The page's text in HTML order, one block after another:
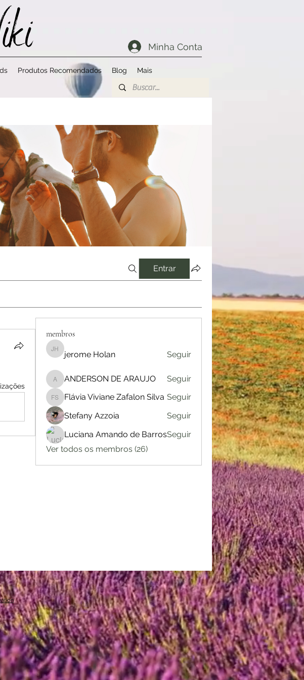
Minha Conta
Produtos Recomendados Blog Mais
Entrar
membros
jerome Holan
jerome Holan Seguir
ANDERSON DE ARAUJO
ANDERSON DE ARAUJO Seguir
Flávia Viviane Zafalon Silva
Flávia Viviane Zafalon Silva Seguir
Stefany Azzoia
Seguir
Luciana Amando de BarrosSeguir
Ver todos os membros (26)